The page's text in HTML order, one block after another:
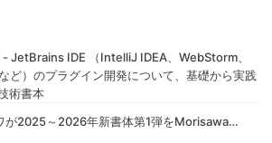
が2025～2026年新書体第1弾をMorisawa…